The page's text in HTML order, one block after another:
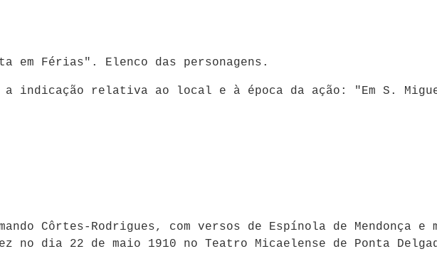
em Férias". Elenco das personagens.
indicação relativa ao local e à época da ação: "Em S.
Côrtes-Rodrigues, com versos de Espínola de Mendonça e
no dia 22 de maio 1910 no Teatro Micaelense de Ponta